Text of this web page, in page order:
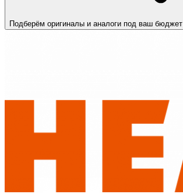
Подберём оригиналы и аналоги под ваш бюджет